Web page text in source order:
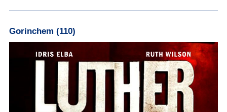
Gorinchem (110)